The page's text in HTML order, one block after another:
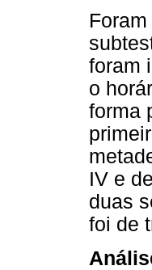
foram
o
forma
IV e
duas
foi de